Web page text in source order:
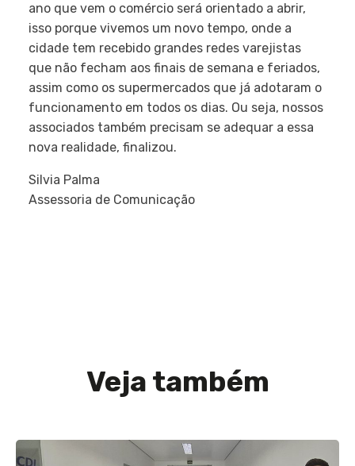
ano que vem o comércio será orientado a abrir,
isso porque vivemos um novo tempo, onde a
cidade tem recebido grandes redes varejistas
que não fecham aos finais de semana e feriados,
assim como os supermercados que já adotaram o
funcionamento em todos os dias. Ou seja, nossos
associados também precisam se adequar a essa
nova realidade, finalizou.
Silvia Palma
Assessoria de Comunicação
Veja também